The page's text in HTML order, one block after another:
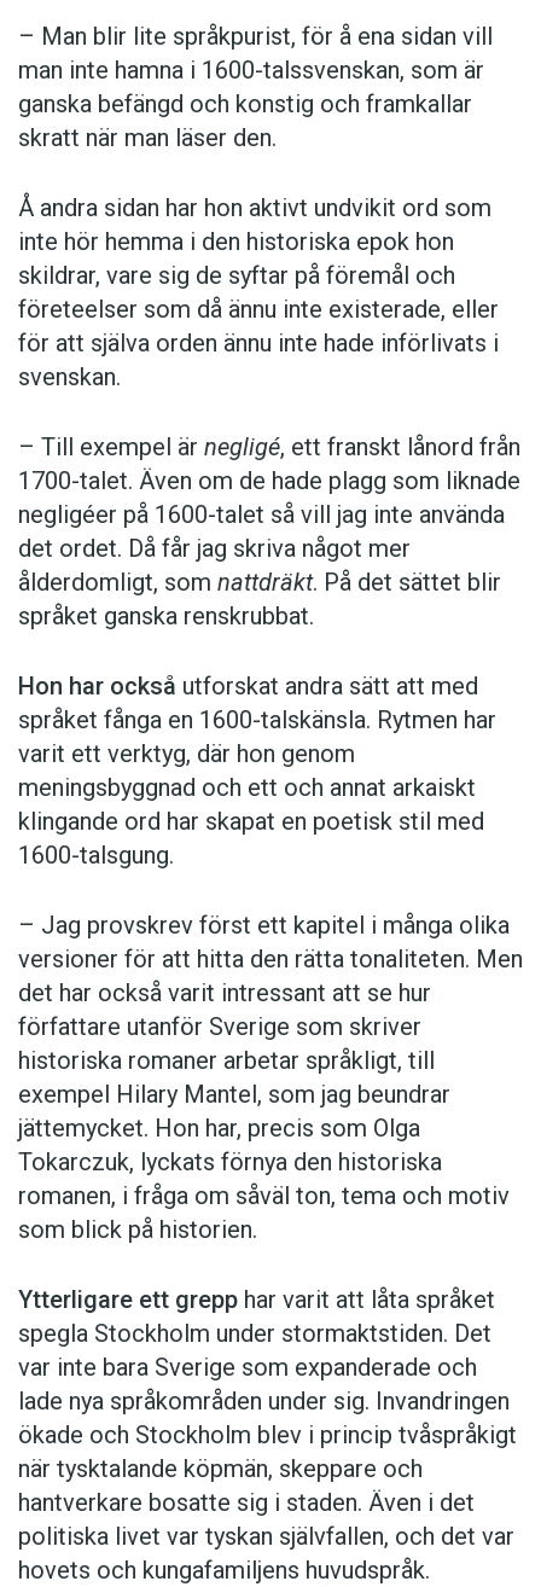
– Man blir lite språkpurist, för å ena sidan vill
man inte hamna i 1600-talssvenskan, som är
ganska befängd och konstig och framkallar
skratt när man läser den.
Å andra sidan har hon aktivt undvikit ord som
inte hör hemma i den historiska epok hon
skildrar, vare sig de syftar på föremål och
företeelser som då ännu inte existerade, eller
för att själva orden ännu inte hade införlivats i
svenskan.
– Till exempel är negligé, ett franskt lånord från
1700-talet. Även om de hade plagg som liknade
negligéer på 1600-talet så vill jag inte använda
det ordet. Då får jag skriva något mer
ålderdomligt, som nattdräkt. På det sättet blir
språket ganska renskrubbat.
Hon har också utforskat andra sätt att med
språket fånga en 1600-talskänsla. Rytmen har
varit ett verktyg, där hon genom
meningsbyggnad och ett och annat arkaiskt
klingande ord har skapat en poetisk stil med
1600-talsgung.
– Jag provskrev först ett kapitel i många olika
versioner för att hitta den rätta tonaliteten. Men
det har också varit intressant att se hur
författare utanför Sverige som skriver
historiska romaner arbetar språkligt, till
exempel Hilary Mantel, som jag beundrar
jättemycket. Hon har, precis som Olga
Tokarczuk, lyckats förnya den historiska
romanen, i fråga om såväl ton, tema och motiv
som blick på historien.
Ytterligare ett grepp har varit att låta språket
spegla Stockholm under stormaktstiden. Det
var inte bara Sverige som expanderade och
lade nya språkområden under sig. Invandringen
ökade och Stockholm blev i princip tvåspråkigt
när tysktalande köpmän, skeppare och
hantverkare bosatte sig i staden. Även i det
politiska livet var tyskan självfallen, och det var
hovets och kungafamiljens huvudspråk.